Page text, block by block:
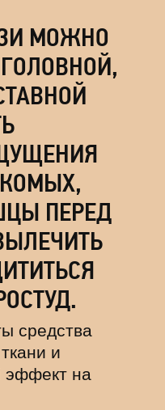
МОЖНО
ПЕРЕД
средства
и
эффект на